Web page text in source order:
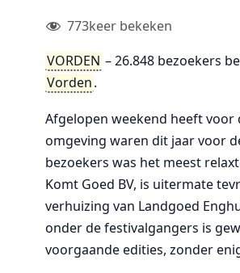
773keer bekeken
VORDEN – 26.848 bezoekers
Vorden.
Afgelopen weekend heeft voor
omgeving waren dit jaar voor
bezoekers was het meest
Komt Goed BV, is uitermate
verhuizing van Landgoed
onder de festivalgangers is
voorgaande edities, zonder